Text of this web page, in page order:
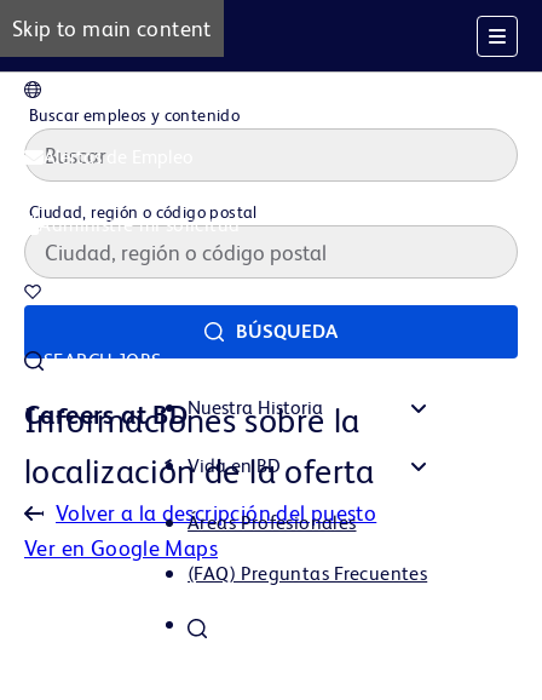
Skip to main content
Alertas de Empleo
Administre mi solicitud
SEARCH JOBS
Careers at BDNuestra Historia
Vida en BD
Áreas Profesionales
(FAQ) Preguntas Frecuentes
Buscar empleos y contenido
Ciudad, región o código postal
BÚSQUEDA
Informaciones sobre la
localización de la oferta
Volver a la descripción del puesto
Ver en Google Maps